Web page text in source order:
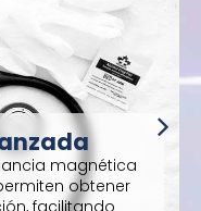
magnética
obtener